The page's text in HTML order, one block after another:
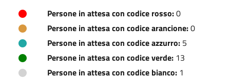
Persone in attesa con codice rosso:0
Persone in attesa con codice arancione:0
Persone in attesa con codice azzurro: 5
Persone in attesa con codice verde: 13
Persone in attesa con codice bianco: 1